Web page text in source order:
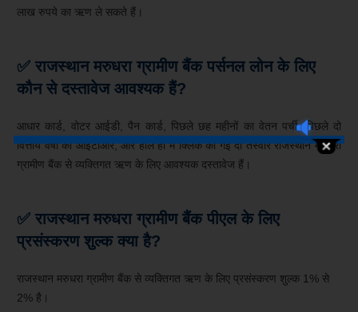
लाख रुपये का ऋण ले सकते हैं।
✅ राजस्थान मरुधरा ग्रामीण बैंक पर्सनल लोन के लिए
कौन से दस्तावेज आवश्यक हैं?
आधार कार्ड, वोटर आईडी, पैन कार्ड, पिछले छह महीनों का वेतन पर्ची, पिछले दो
वित्तीय वर्षों का आईटीआर, और हाल ही में क्लिक की गई दो तस्वीरें राजस्थान मरुधरा
ग्रामीण बैंक से व्यक्तिगत ऋण के लिए आवश्यक दस्तावेज हैं।
✅ राजस्थान मरुधरा ग्रामीण बैंक पीएल के लिए
प्रसंस्करण शुल्क क्या है?
राजस्थान मरुधरा ग्रामीण बैंक से व्यक्तिगत ऋण के लिए प्रसंस्करण शुल्क 1% से
2% है।